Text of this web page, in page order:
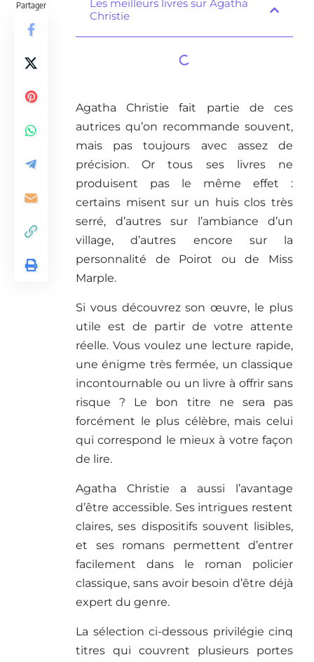
Partager
Les meilleurs livres sur Agatha
Christie
Agatha Christie fait partie de ces
autrices qu’on recommande souvent,
mais pas toujours avec assez de
précision. Or tous ses livres ne
produisent pas le même effet :
certains misent sur un huis clos très
serré, d’autres sur l’ambiance d’un
village, d’autres encore sur la
personnalité de Poirot ou de Miss
Marple.
Si vous découvrez son œuvre, le plus
utile est de partir de votre attente
réelle. Vous voulez une lecture rapide,
une énigme très fermée, un classique
incontournable ou un livre à offrir sans
risque ? Le bon titre ne sera pas
forcément le plus célèbre, mais celui
qui correspond le mieux à votre façon
de lire.
Agatha Christie a aussi l’avantage
d’être accessible. Ses intrigues restent
claires, ses dispositifs souvent lisibles,
et ses romans permettent d’entrer
facilement dans le roman policier
classique, sans avoir besoin d’être déjà
expert du genre.
La sélection ci-dessous privilégie cinq
titres qui couvrent plusieurs portes